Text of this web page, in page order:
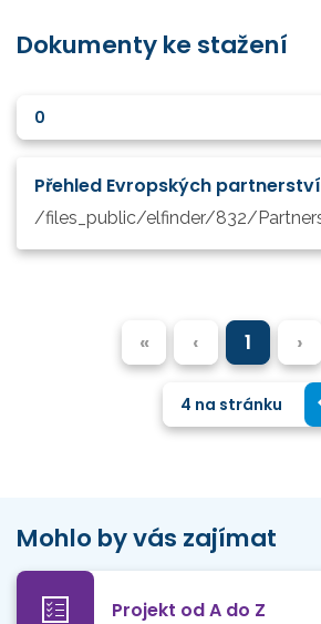
Dokumenty ke stažení
0
Přehled Evropských partnerství
« ‹ 1 ›
4 na stránku
Mohlo by vás zajímat
Projekt od A do Z